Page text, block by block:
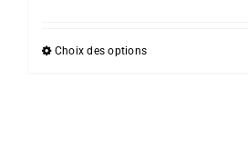
Choix des options